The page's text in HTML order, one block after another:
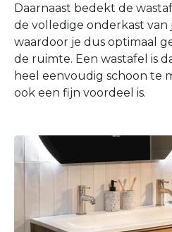
Daarnaast bedekt de
de volledige onderkast van
waardoor je dus optimaal
de ruimte. Een wastafel is
heel eenvoudig schoon te
ook een fijn voordeel is.